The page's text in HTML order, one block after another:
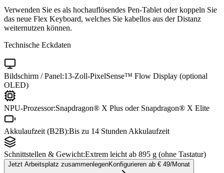
Verwenden Sie es als hochauflösendes Pen-Tablet oder koppeln Sie
das neue Flex Keyboard, welches Sie kabellos aus der Distanz
weiternutzen können.
Technische Eckdaten
Bildschirm / Panel:13-Zoll-PixelSense™ Flow Display (optional
OLED)
NPU-Prozessor:Snapdragon® X Plus oder Snapdragon® X Elite
Akkulaufzeit (B2B):Bis zu 14 Stunden Akkulaufzeit
Schnittstellen & Gewicht:Extrem leicht ab 895 g (ohne Tastatur)
Jetzt Arbeitsplatz zusammenlegenKonfigurieren ab € 49/Monat